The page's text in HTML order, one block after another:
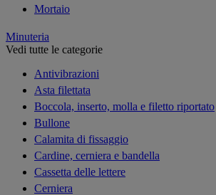
Mortaio
Minuteria
Vedi tutte le categorie
Antivibrazioni
Asta filettata
Boccola, inserto, molla e filetto riportato
Bullone
Calamita di fissaggio
Cardine, cerniera e bandella
Cassetta delle lettere
Cerniera